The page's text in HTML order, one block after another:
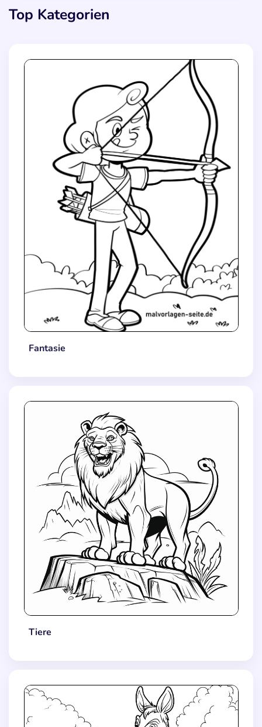
Top Kategorien
Fantasie
Tiere